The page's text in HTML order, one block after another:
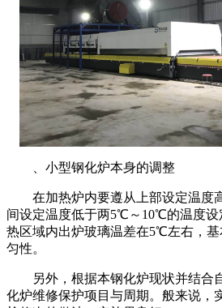
、小型钢化炉本身的调整
在加热炉内要遵从上部设定温度
间设定温度低于两5℃～ 10℃的温度设
热区域内出炉玻璃温差在5℃左右，基
匀性。
另外，根据本钢化炉现状并结合
化炉维修保护项目与周期。般来说，